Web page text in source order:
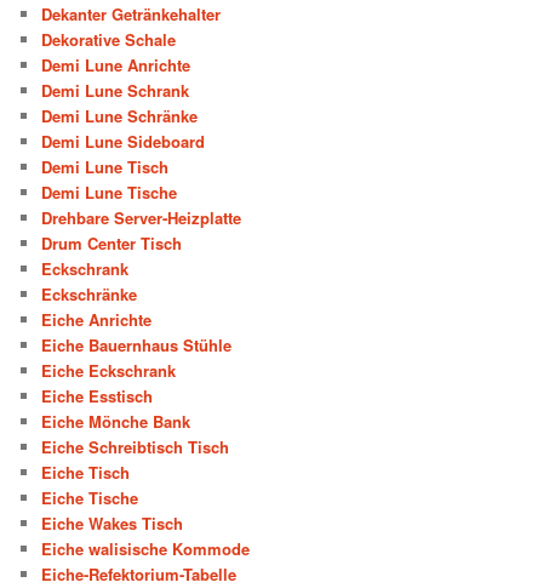
Dekanter Getränkehalter
Dekorative Schale
Demi Lune Anrichte
Demi Lune Schrank
Demi Lune Schränke
Demi Lune Sideboard
Demi Lune Tisch
Demi Lune Tische
Drehbare Server-Heizplatte
Drum Center Tisch
Eckschrank
Eckschränke
Eiche Anrichte
Eiche Bauernhaus Stühle
Eiche Eckschrank
Eiche Esstisch
Eiche Mönche Bank
Eiche Schreibtisch Tisch
Eiche Tisch
Eiche Tische
Eiche Wakes Tisch
Eiche walisische Kommode
Eiche-Refektorium-Tabelle